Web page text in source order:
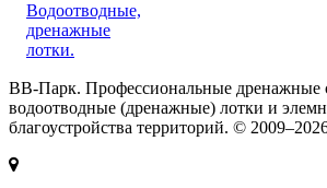
ВВ-Парк. Профессиональные дренажные
водоотводные (дренажные) лотки и
благоустройства территорий. ©